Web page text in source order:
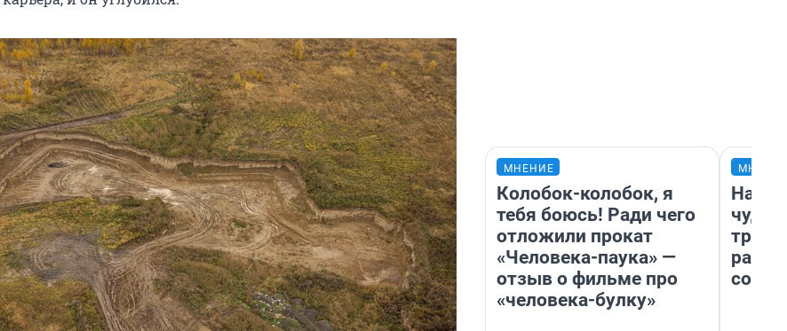
МНЕНИЕ
Колобок-колобок, я
тебя боюсь! Ради чего
отложили прокат
«Человека-паука» —
отзыв о фильме про
«человека-булку»